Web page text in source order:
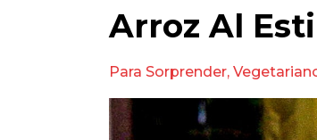
Arroz Al
Para Sorprender,